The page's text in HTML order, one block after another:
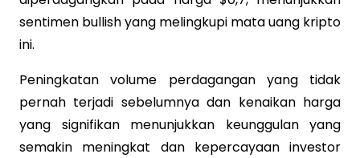
sentimen bullish yang melingkupi mata uang kripto
ini.
Peningkatan volume perdagangan yang tidak
pernah terjadi sebelumnya dan kenaikan harga
yang signifikan menunjukkan keunggulan yang
semakin meningkat dan kepercayaan investor